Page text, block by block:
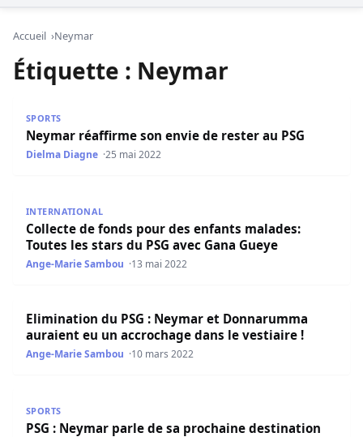
Accueil Neymar
Étiquette : Neymar
SPORTS
Neymar réaffirme son envie de rester au PSG
Dielma Diagne 25 mai 2022
INTERNATIONAL
Collecte de fonds pour des enfants malades:
Toutes les stars du PSG avec Gana Gueye
Ange-Marie Sambou 13 mai 2022
Elimination du PSG : Neymar et Donnarumma
auraient eu un accrochage dans le vestiaire !
Ange-Marie Sambou 10 mars 2022
SPORTS
PSG : Neymar parle de sa prochaine destination